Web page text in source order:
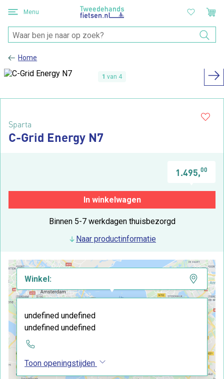
Menu
Home
1 van 4
Sparta
C-Grid Energy N7
1.495,00
In winkelwagen
Binnen 5-7 werkdagen thuisbezorgd
Naar productinformatie
Winkel:
undefined undefined
undefined undefined
Toon openingstijden